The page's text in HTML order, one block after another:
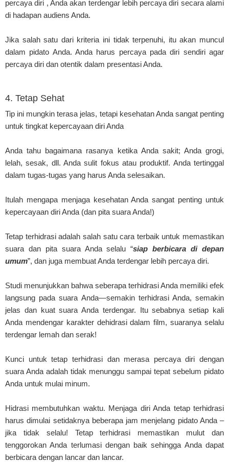
percaya diri , Anda akan terdengar lebih percaya diri secara alami
di hadapan audiens Anda.
Jika salah satu dari kriteria ini tidak terpenuhi, itu akan muncul
dalam pidato Anda. Anda harus percaya pada diri sendiri agar
percaya diri dan otentik dalam presentasi Anda.
4. Tetap Sehat
Tip ini mungkin terasa jelas, tetapi kesehatan Anda sangat penting
untuk tingkat kepercayaan diri Anda
Anda tahu bagaimana rasanya ketika Anda sakit; Anda grogi,
lelah, sesak, dll. Anda sulit fokus atau produktif. Anda tertinggal
dalam tugas-tugas yang harus Anda selesaikan.
Itulah mengapa menjaga kesehatan Anda sangat penting untuk
kepercayaan diri Anda (dan pita suara Anda!)
Tetap terhidrasi adalah salah satu cara terbaik untuk memastikan
suara dan pita suara Anda selalu “siap berbicara di depan
umum”, dan juga membuat Anda terdengar lebih percaya diri.
Studi menunjukkan bahwa seberapa terhidrasi Anda memiliki efek
langsung pada suara Anda—semakin terhidrasi Anda, semakin
jelas dan kuat suara Anda terdengar. Itu sebabnya setiap kali
Anda mendengar karakter dehidrasi dalam film, suaranya selalu
terdengar lemah dan serak!
Kunci untuk tetap terhidrasi dan merasa percaya diri dengan
suara Anda adalah tidak menunggu sampai tepat sebelum pidato
Anda untuk mulai minum.
Hidrasi membutuhkan waktu. Menjaga diri Anda tetap terhidrasi
harus dimulai setidaknya beberapa jam menjelang pidato Anda –
jika tidak selalu! Tetap terhidrasi memastikan mulut dan
tenggorokan Anda terlumasi dengan baik sehingga Anda dapat
berbicara dengan lancar dan lancar.